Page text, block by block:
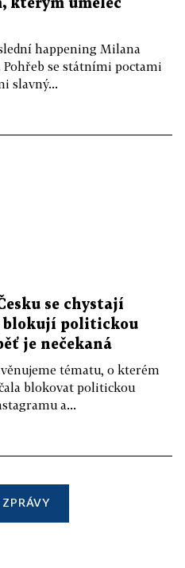
kterým umělec
happening Milana
se státními poctami
slavný...
se chystají
blokují politickou
je nečekaná
tématu, o kterém
blokovat politickou
a...